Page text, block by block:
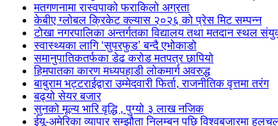
मतगणनामा रास्वपाको फराकिलो अग्रता
केबीए ग्लोबल क्रिकेट क्ल्यास २०२६ को प्रेस मिट सम्पन्न
टोखा नगरपालिका अन्तर्गतका विद्यालय तथा मतदान स्थल
स्वास्थ्यका लागि ‘सुपरफुड’ बन्दै एभोकाडो
समानुपातिकतर्फका डेढ करोड मतपत्र छापियो
हिमपातका कारण मध्यपहाडी लोकमार्ग अवरुद्ध
बाबुराम भट्टराईद्वारा उम्मेदवारी फिर्ता, राजनीतिक वृत्तमा तरंग
बढ्यो सेयर बजार
सुनको मूल्य भारि वृद्धि , पुग्यो ३ लाख नजिक
ईयू-अमेरिका व्यापार सम्झौता निलम्बन पछि विश्वबजारमा